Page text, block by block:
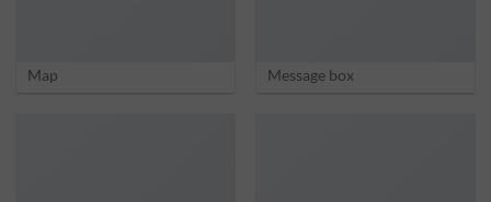
Map Message box